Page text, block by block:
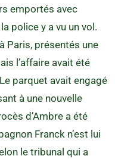
emportés avec
police y a vu un vol.
Paris, présentés une
l’affaire avait été
parquet avait engagé
à une nouvelle
d’Ambre a été
Franck n’est lui
le tribunal qui a